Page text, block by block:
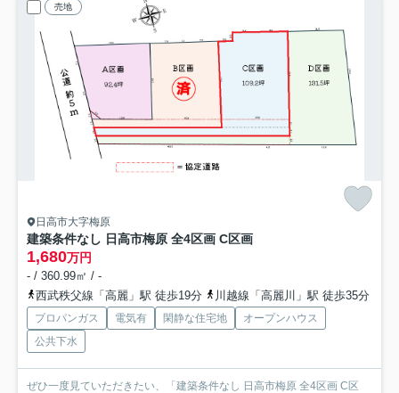
売地
日高市大字梅原
建築条件なし 日高市梅原 全4区画 C区画
1,680万円
- / 360.99㎡ / -
西武秩父線「高麗」駅 徒歩19分
川越線「高麗川」駅 徒歩35分
プロパンガス 電気有 閑静な住宅地
オープンハウス
公共下水
ぜひ一度見ていただきたい、「建築条件なし 日高市梅原 全4区画 C区